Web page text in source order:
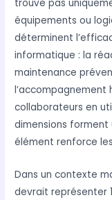
trouve pas
équipements ou
déterminent
informatique : la
maintenance
l’accompagnement
collaborateurs en
dimensions
élément renforce
Dans un contexte
devrait représenter